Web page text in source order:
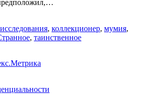
исследования, коллекционер, мумия,
, таинственное